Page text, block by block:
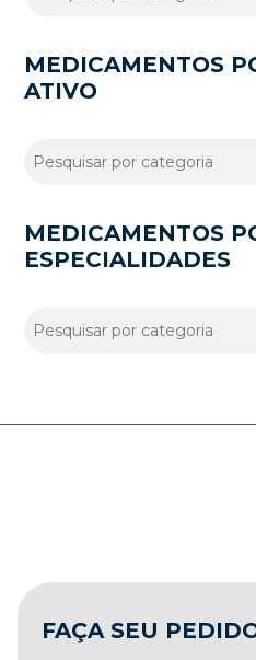
MEDICAMENTOS
ATIVO
MEDICAMENTOS
ESPECIALIDADES
FAÇA SEU